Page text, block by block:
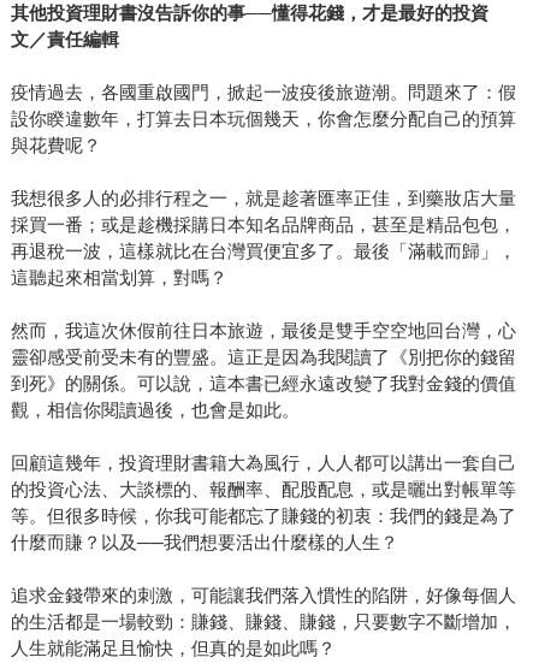
其他投資理財書沒告訴你的事──懂得花錢，才是最好的投資
文／責任編輯
疫情過去，各國重啟國門，掀起一波疫後旅遊潮。問題來了：假
設你睽違數年，打算去日本玩個幾天，你會怎麼分配自己的預算
與花費呢？
我想很多人的必排行程之一，就是趁著匯率正佳，到藥妝店大量
採買一番；或是趁機採購日本知名品牌商品，甚至是精品包包，
再退稅一波，這樣就比在台灣買便宜多了。最後「滿載而歸」，
這聽起來相當划算，對嗎？
然而，我這次休假前往日本旅遊，最後是雙手空空地回台灣，心
靈卻感受前受未有的豐盛。這正是因為我閱讀了《別把你的錢留
到死》的關係。可以說，這本書已經永遠改變了我對金錢的價值
觀，相信你閱讀過後，也會是如此。
回顧這幾年，投資理財書籍大為風行，人人都可以講出一套自己
的投資心法、大談標的、報酬率、配股配息，或是曬出對帳單等
等。但很多時候，你我可能都忘了賺錢的初衷：我們的錢是為了
什麼而賺？以及──我們想要活出什麼樣的人生？
追求金錢帶來的刺激，可能讓我們落入慣性的陷阱，好像每個人
的生活都是一場較勁：賺錢、賺錢、賺錢，只要數字不斷增加，
人生就能滿足且愉快，但真的是如此嗎？